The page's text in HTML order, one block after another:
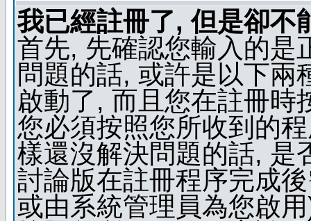
我已經註冊了, 但是卻不
首先, 先確認您輸入的是
問題的話, 或許是以下兩
啟動了, 而且您在註冊時
您必須按照您所收到的
樣還沒解決問題的話, 是
討論版在註冊程序完成
或由系統管理員為您啟